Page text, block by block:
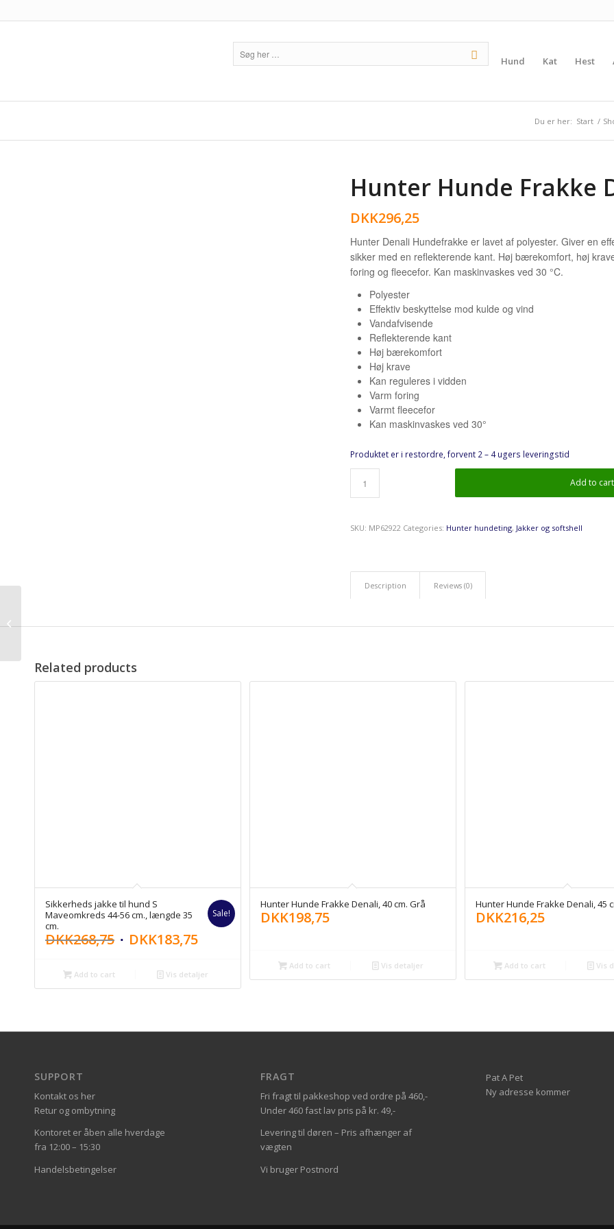
Hund Kat Hest
Du er her: Start /
Hunter Hunde Frakke
DKK296,25
Hunter Denali Hundefrakke er lavet af polyester. Giver en
sikker med en reflekterende kant. Høj bærekomfort, høj
foring og fleecefor. Kan maskinvaskes ved 30 °C.
Polyester
Effektiv beskyttelse mod kulde og vind
Vandafvisende
Reflekterende kant
Høj bærekomfort
Høj krave
Kan reguleres i vidden
Varm foring
Varmt fleecefor
Kan maskinvaskes ved 30°
Produktet er i restordre, forvent 2 – 4 ugers leveringstid
Add to cart
SKU: MP62922 Categories: Hunter hundeting, Jakker og softshell
Description Reviews (0)
Related products
Sikkerheds jakke til hund S
Maveomkreds 44-56 cm., længde 35
cm.
DKK268,75 DKK183,75
Sale!
Add to cart Vis detaljer
Hunter Hunde Frakke Denali, 40 cm. Grå
DKK198,75
Add to cart Vis detaljer
Hunter Hunde Frakke Denali, 45
DKK216,25
Add to cart Vis
SUPPORT
Kontakt os her
Retur og ombytning
Kontoret er åben alle hverdage
fra 12:00 – 15:30
Handelsbetingelser
FRAGT
Fri fragt til pakkeshop ved ordre på 460,-
Under 460 fast lav pris på kr. 49,-
Levering til døren – Pris afhænger af
vægten
Vi bruger Postnord
Pat A Pet
Ny adresse kommer
Denali, 60 cm. Grå